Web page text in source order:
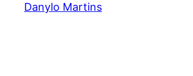
Danylo Martins